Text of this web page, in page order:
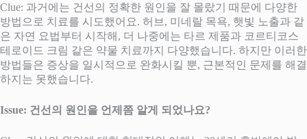
Clue: 과거에는 건선의 정확한 원인을 잘 몰랐기 때문에 다양한
방법으로 치료를 시도했어요. 허브, 미네랄 목욕, 햇빛 노출과 같
은 자연 요법부터 시작해, 더 나중에는 타르 제품과 코르티코스
테로이드 크림 같은 약물 치료까지 다양했습니다. 하지만 이러한
방법들은 증상을 일시적으로 완화시킬 뿐, 근본적인 문제를 해결
하지는 못했습니다.
Issue: 건선의 원인을 언제쯤 알게 되었나요?